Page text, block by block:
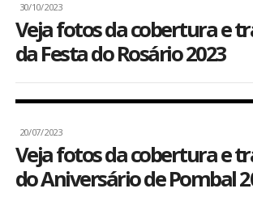
30/10/2023
Veja fotos da cobertura e
da Festa do Rosário 2023
20/07/2023
Veja fotos da cobertura e
do Aniversário de Pombal